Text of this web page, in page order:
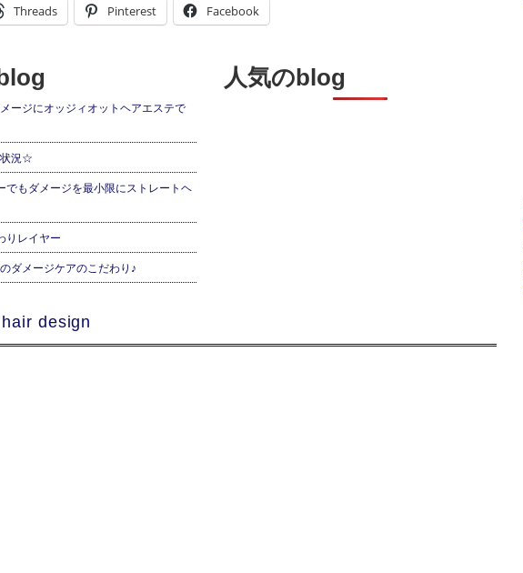
Threads Pinterest Facebook
ージにオッジィオットヘアエステで
況☆
でもダメージを最小限にストレートヘ
りレイヤー
ダメージケアのこだわり♪
人気のblog
design